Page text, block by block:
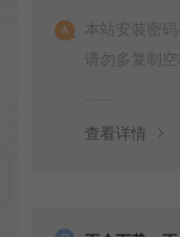
本站安装密
请勿多复制
查看详情